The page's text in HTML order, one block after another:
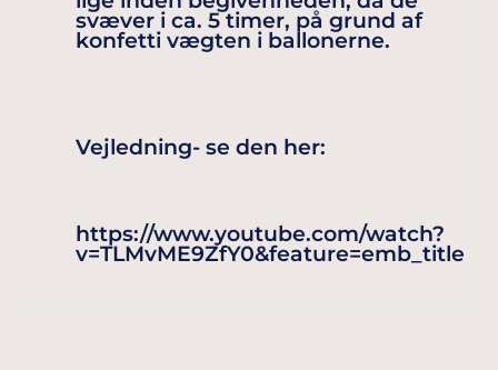
svæver i ca. 5 timer, på grund af
konfetti vægten i ballonerne.
Vejledning- se den her:
https://www.youtube.com/watch?
v=TLMvME9ZfY0&feature=emb_title